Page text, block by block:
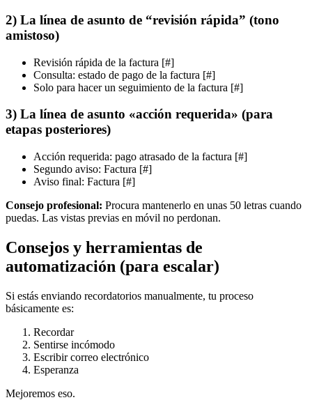
2) La línea de asunto de “revisión rápida” (tono
amistoso)
Revisión rápida de la factura [#]
Consulta: estado de pago de la factura [#]
Solo para hacer un seguimiento de la factura [#]
3) La línea de asunto «acción requerida» (para
etapas posteriores)
Acción requerida: pago atrasado de la factura [#]
Segundo aviso: Factura [#]
Aviso final: Factura [#]
Consejo profesional: Procura mantenerlo en unas 50 letras cuando
puedas. Las vistas previas en móvil no perdonan.
Consejos y herramientas de
automatización (para escalar)
Si estás enviando recordatorios manualmente, tu proceso
básicamente es:
Recordar
Sentirse incómodo
Escribir correo electrónico
Esperanza
Mejoremos eso.